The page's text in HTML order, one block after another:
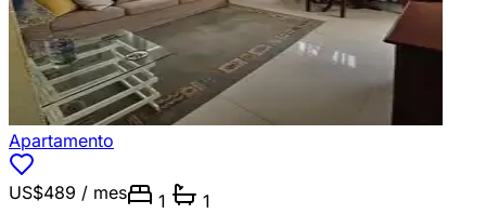
Apartamento
US$489 / mes 1
1